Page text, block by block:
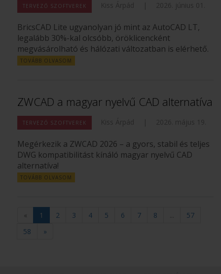
TERVEZŐ SZOFTVEREK Kiss Árpád | 2026. június 01.
BricsCAD Lite ugyanolyan jó mint az AutoCAD LT,
legalább 30%-kal olcsóbb, öröklicencként
megvásárolható és hálózati változatban is elérhető.
TOVÁBB OLVASOM
ZWCAD a magyar nyelvű CAD alternatíva
TERVEZŐ SZOFTVEREK Kiss Árpád | 2026. május 19.
Megérkezik a ZWCAD 2026 – a gyors, stabil és teljes
DWG kompatibilitást kínáló magyar nyelvű CAD
alternatíva!
TOVÁBB OLVASOM
« 1 2 3 4 5 6 7 8
57
58
»